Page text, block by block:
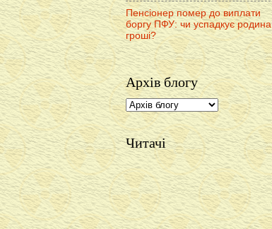
Пенсіонер помер до виплати
боргу ПФУ: чи успадкує родина
гроші?
Архів блогу
Читачі